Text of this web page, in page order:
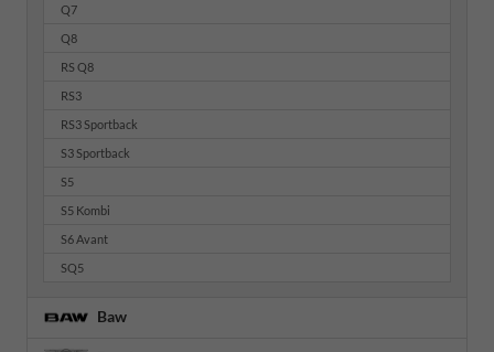
Q7
Q8
RS Q8
RS3
RS3 Sportback
S3 Sportback
S5
S5 Kombi
S6 Avant
SQ5
Baw